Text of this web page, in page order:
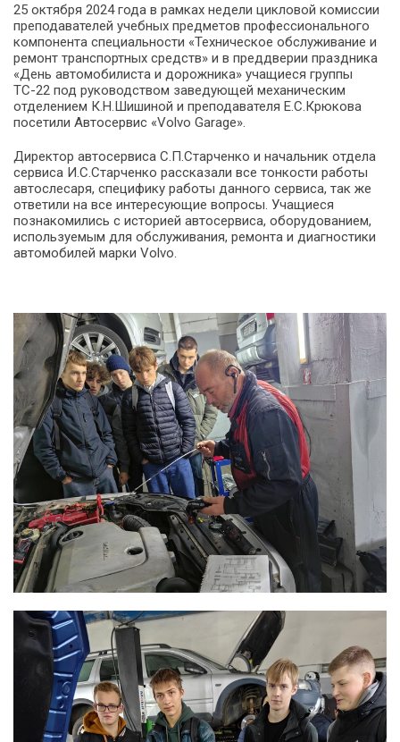
25 октября 2024 года в рамках недели цикловой комиссии
преподавателей учебных предметов профессионального
компонента специальности «Техническое обслуживание и
ремонт транспортных средств» и в преддверии праздника
«День автомобилиста и дорожника» учащиеся группы
ТС-22 под руководством заведующей механическим
отделением К.Н.Шишиной и преподавателя Е.С.Крюкова
посетили Автосервис «Volvo Garage».
Директор автосервиса С.П.Старченко и начальник отдела
сервиса И.С.Старченко рассказали все тонкости работы
автослесаря, специфику работы данного сервиса, так же
ответили на все интересующие вопросы. Учащиеся
познакомились с историей автосервиса, оборудованием,
используемым для обслуживания, ремонта и диагностики
автомобилей марки Volvo.